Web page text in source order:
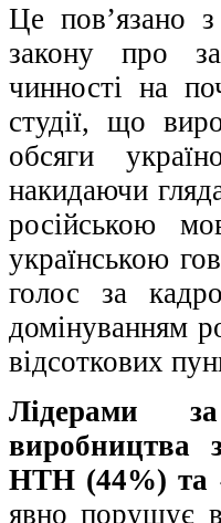
Це пов’язано
закону про
чинності на
студії, що
обсяги
накидаючи
російською
українською
голос за
домінуванням
відсоткових
Лідерами за
виробництва
НТН (44%) та
явно порушує